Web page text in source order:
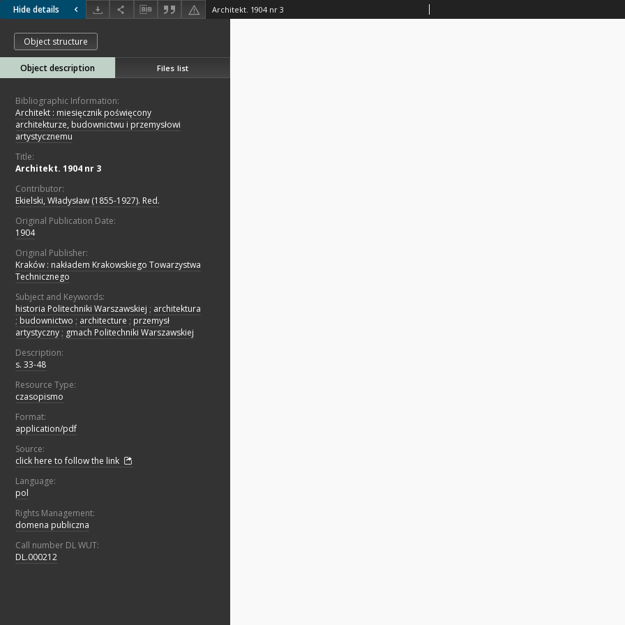
Hide details Architekt. 1904 nr 3
Object structure
Object description Files list
Bibliographic Information:
Architekt : miesięcznik poświęcony
architekturze, budownictwu i przemysłowi
artystycznemu
Title:
Architekt. 1904 nr 3
Contributor:
Ekielski, Władysław (1855-1927). Red.
Original Publication Date:
1904
Original Publisher:
Kraków : nakładem Krakowskiego Towarzystwa
Technicznego
Subject and Keywords:
historia Politechniki Warszawskiej ; architektura
; budownictwo ; architecture ; przemysł
artystyczny ; gmach Politechniki Warszawskiej
Description:
s. 33-48
Resource Type:
czasopismo
Format:
application/pdf
Source:
click here to follow the link
Language:
pol
Rights Management:
domena publiczna
Call number DL WUT:
DL.000212